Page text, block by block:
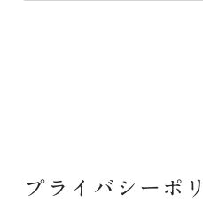
プライバシーポ